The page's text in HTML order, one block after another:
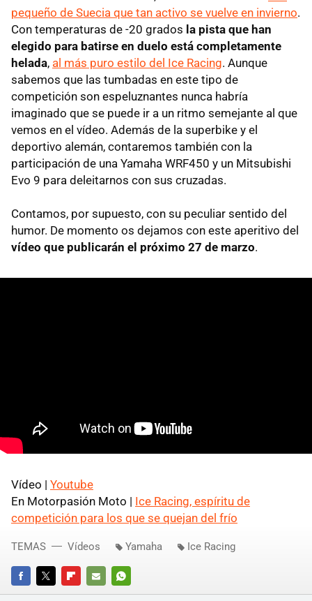
pequeño de Suecia que tan activo se vuelve en invierno.
Con temperaturas de -20 grados la pista que han
elegido para batirse en duelo está completamente
helada, al más puro estilo del Ice Racing. Aunque
sabemos que las tumbadas en este tipo de
competición son espeluznantes nunca habría
imaginado que se puede ir a un ritmo semejante al que
vemos en el vídeo. Además de la superbike y el
deportivo alemán, contaremos también con la
participación de una Yamaha WRF450 y un Mitsubishi
Evo 9 para deleitarnos con sus cruzadas.
Contamos, por supuesto, con su peculiar sentido del
humor. De momento os dejamos con este aperitivo del
vídeo que publicarán el próximo 27 de marzo.
Vídeo | Youtube
En Motorpasión Moto | Ice Racing, espíritu de
competición para los que se quejan del frío
FACEBOOKTWITTERFLIPBOARD
E-
WHATSAPP
TEMAS Vídeos Yamaha Ice Racing